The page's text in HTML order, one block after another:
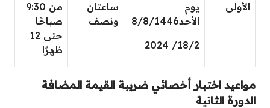
الأولى
يوم
الأحد8/8/1446
18/2/ 2024
ساعتان
ونصف
من 9:30
صباحًا
حتى 12
ظهرًا
مواعيد اختبار أخصائي ضريبة القيمة المضافة
الدورة الثانية